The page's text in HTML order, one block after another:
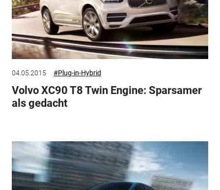
04.05.2015 #Plug-in-Hybrid
Volvo XC90 T8 Twin Engine: Sparsamer
als gedacht